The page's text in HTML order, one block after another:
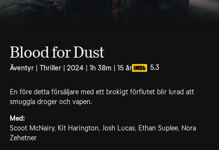
Blood for Dust
Äventyr | Thriller | 2024 | 1h 38m | 15 år 5.3
En före detta försäljare med ett brokigt förflutet blir lurad att
smuggla droger och vapen.
Med:
Scoot McNairy, Kit Harington, Josh Lucas, Ethan Suplee, Nora
Zehetner